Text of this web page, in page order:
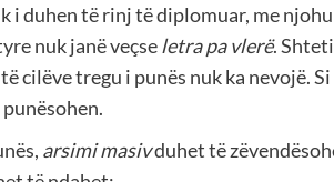
i duhen të rinj të diplomuar, me
nuk janë veçseletra pa vlerë.
cilëve tregu i punës nuk ka nevojë.
arsimi masivduhet të